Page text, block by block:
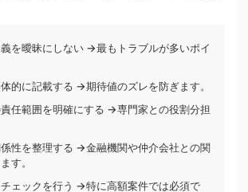
を曖昧にしない →最もトラブルが多いポイ
的に記載する →期待値のズレを防ぎます。
任範囲を明確にする →専門家との役割分担
性を整理する →金融機関や仲介会社との関
す。
ェックを行う →特に高額案件では必須で